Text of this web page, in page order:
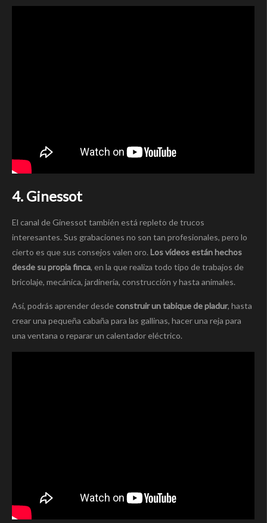
4. Ginessot
El canal de Ginessot también está repleto de trucos
interesantes. Sus grabaciones no son tan profesionales, pero lo
cierto es que sus consejos valen oro. Los vídeos están hechos
desde su propia finca, en la que realiza todo tipo de trabajos de
bricolaje, mecánica, jardinería, construcción y hasta animales.
Así, podrás aprender desde construir un tabique de pladur, hasta
crear una pequeña cabaña para las gallinas, hacer una reja para
una ventana o reparar un calentador eléctrico.